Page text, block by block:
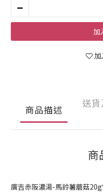
加
商品描述
送
商
廣吉赤阪濃湯-馬鈴薯蘑菇